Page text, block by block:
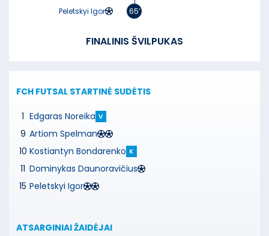
FCH FUTSAL STARTINĖ SUDĖTIS
1 Edgaras Noreika V
9 Artiom Spelman
10 Kostiantyn Bondarenko K
11 Dominykas Daunoravičius
15 Peletskyi Igor
ATSARGINIAI ŽAIDĖJAI
Peletskyi Igor 65’
FINALINIS ŠVILPUKAS